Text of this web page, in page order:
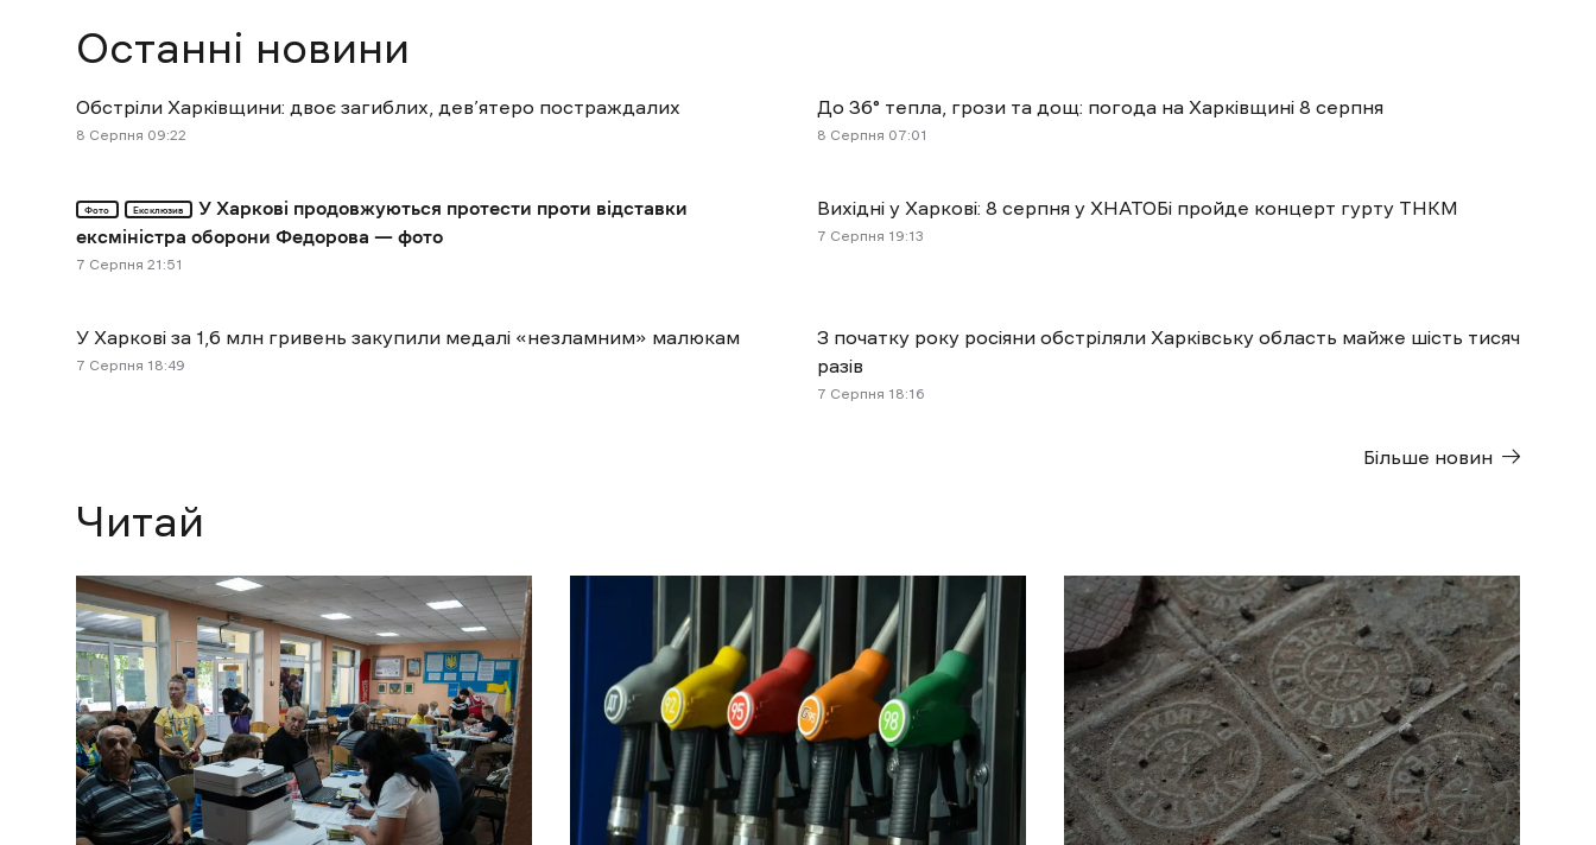
Останні новини
Обстріли Харківщини: двоє загиблих, дев’ятеро постраждалих
8 Cерпня 09:22
До 36° тепла, грози та дощ: погода на Харківщині 8 серпня
8 Cерпня 07:01
Фото Ексклюзив
У Харкові продовжуються протести проти відставки
ексміністра оборони Федорова — фото
7 Cерпня 21:51
Вихідні у Харкові: 8 серпня у ХНАТОБі пройде концерт гурту ТНКМ
7 Cерпня 19:13
У Харкові за 1,6 млн гривень закупили медалі «незламним» малюкам
7 Cерпня 18:49
З початку року росіяни обстріляли Харківську область майже шість тисяч
разів
7 Cерпня 18:16
Більше новин
Читай